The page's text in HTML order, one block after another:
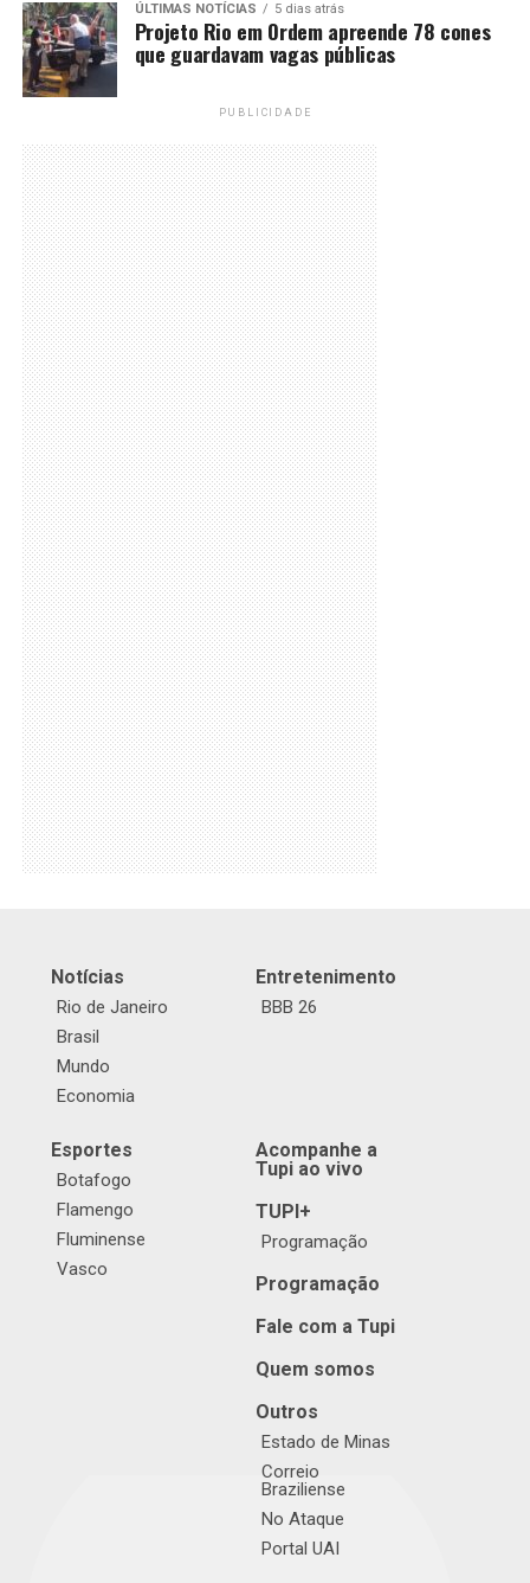
ÚLTIMAS NOTÍCIAS 5 dias atrás
Projeto Rio em Ordem apreende 78 cones
que guardavam vagas públicas
PUBLICIDADE
Notícias
Rio de Janeiro
Brasil
Mundo
Economia
Entretenimento
BBB 26
Esportes
Botafogo
Flamengo
Fluminense
Vasco
Acompanhe a
Tupi ao vivo
TUPI+
Programação
Programação
Fale com a Tupi
Quem somos
Outros
Estado de Minas
Correio
Braziliense
No Ataque
Portal UAI